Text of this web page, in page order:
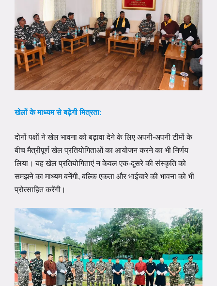
खेलों के माध्यम से बढ़ेगी मित्रता:
दोनों पक्षों ने खेल भावना को बढ़ावा देने के लिए अपनी-अपनी टीमों के
बीच मैत्रीपूर्ण खेल प्रतियोगिताओं का आयोजन करने का भी निर्णय
लिया। यह खेल प्रतियोगिताएं न केवल एक-दूसरे की संस्कृति को
समझने का माध्यम बनेंगी, बल्कि एकता और भाईचारे की भावना को भी
प्रोत्साहित करेंगी।